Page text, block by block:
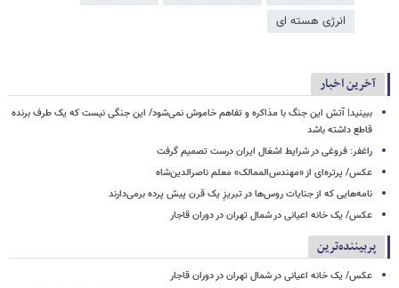
انرژی هسته ای
آخرین اخبار
ببینید| آتش این جنگ با مذاکره و تفاهم خاموش نمی‌شود/ این جنگی نیست که یک طرف برنده
قاطع داشته باشد
راغفر: فروغی در شرایط اشغال ایران درست تصمیم گرفت
عکس/ پرتره‌ای از «مهندس‌الممالک» معلم ناصرالدین‌شاه
نامه‌هایی که از جنایات روس‌ها در تبریزِ یک قرن پیش پرده برمی‌دارند
عکس/ یک خانه اعیانی در شمال تهران در دوران قاجار
پربیننده‌ترین
عکس/ یک خانه اعیانی در شمال تهران در دوران قاجار